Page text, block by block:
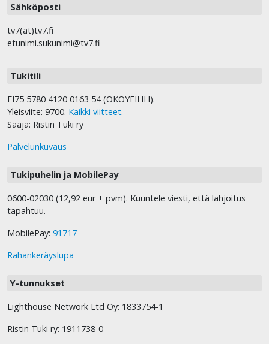
Sähköposti
tv7(at)tv7.fi
etunimi.sukunimi@tv7.fi
Tukitili
FI75 5780 4120 0163 54 (OKOYFIHH).
Yleisviite: 9700. Kaikki viitteet.
Saaja: Ristin Tuki ry
Palvelunkuvaus
Tukipuhelin ja MobilePay
0600-02030 (12,92 eur + pvm). Kuuntele viesti, että lahjoitus
tapahtuu.
MobilePay: 91717
Rahankeräyslupa
Y-tunnukset
Lighthouse Network Ltd Oy: 1833754-1
Ristin Tuki ry: 1911738-0